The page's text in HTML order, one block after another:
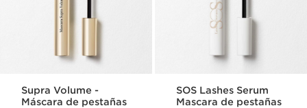
Supra Volume -
Máscara de pestañas
SOS Lashes Serum
Mascara de pestañas